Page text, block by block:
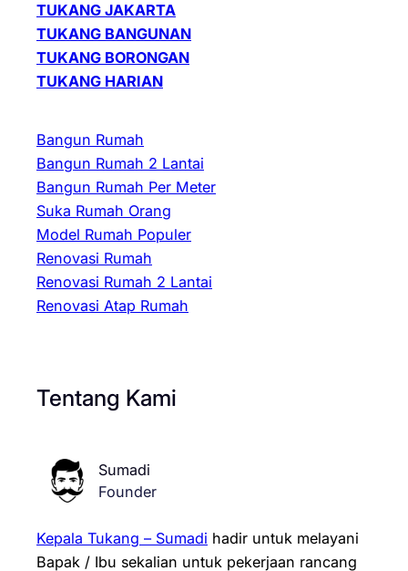
TUKANG JAKARTA
TUKANG BANGUNAN
TUKANG BORONGAN
TUKANG HARIAN
Bangun Rumah
Bangun Rumah 2 Lantai
Bangun Rumah Per Meter
Suka Rumah Orang
Model Rumah Populer
Renovasi Rumah
Renovasi Rumah 2 Lantai
Renovasi Atap Rumah
Tentang Kami
Sumadi
Founder
Kepala Tukang – Sumadi hadir untuk melayani
Bapak / Ibu sekalian untuk pekerjaan rancang